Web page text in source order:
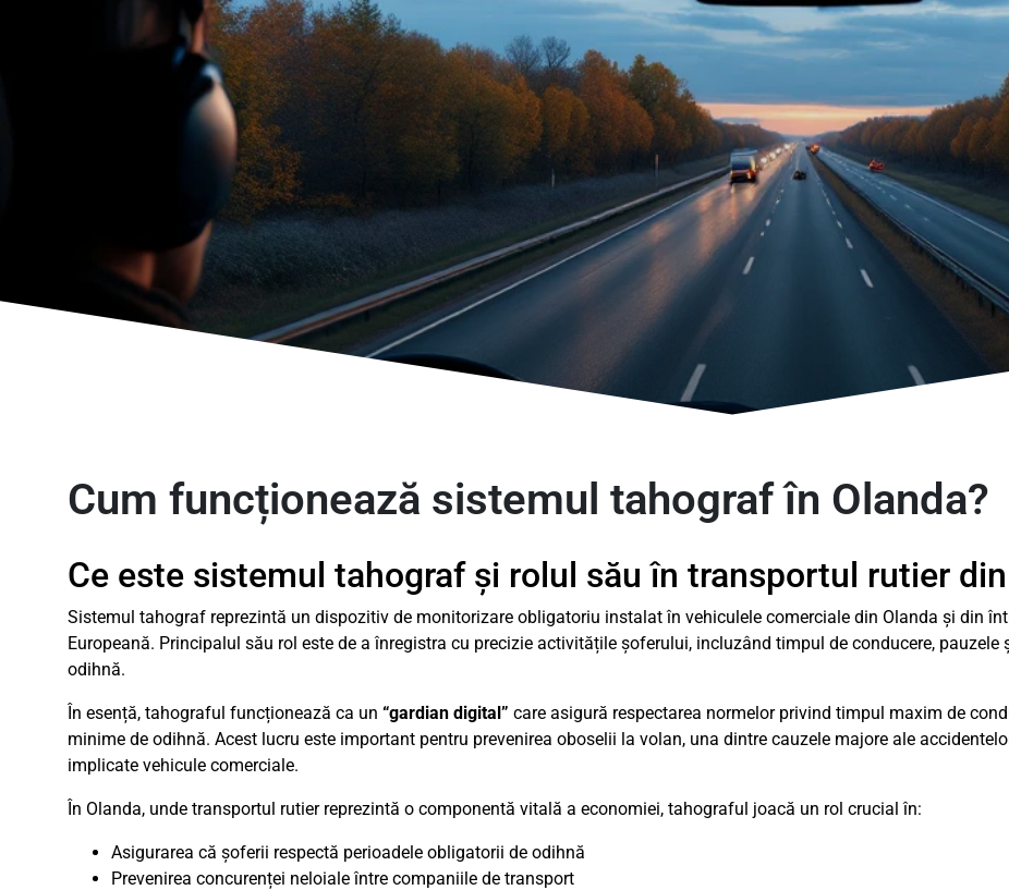
Cum funcționează sistemul tahograf în Olanda?
Ce este sistemul tahograf și rolul său în transportul rutier
Sistemul tahograf reprezintă un dispozitiv de monitorizare obligatoriu instalat în vehiculele comerciale din Olanda și din
Europeană. Principalul său rol este de a înregistra cu precizie activitățile șoferului, incluzând timpul de conducere, pauzele
odihnă.
În esență, tahograful funcționează ca un “gardian digital” care asigură respectarea normelor privind timpul maxim de
minime de odihnă. Acest lucru este important pentru prevenirea oboselii la volan, una dintre cauzele majore ale
implicate vehicule comerciale.
În Olanda, unde transportul rutier reprezintă o componentă vitală a economiei, tahograful joacă un rol crucial în:
Asigurarea că șoferii respectă perioadele obligatorii de odihnă
Prevenirea concurenței neloiale între companiile de transport